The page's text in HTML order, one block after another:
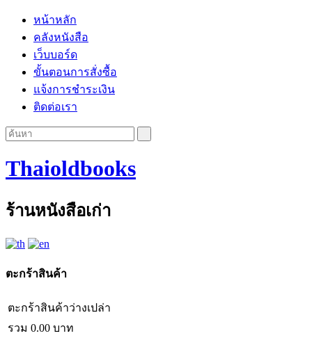
หน้าหลัก
คลังหนังสือ
เว็บบอร์ด
ขั้นตอนการสั่งซื้อ
แจ้งการชำระเงิน
ติดต่อเรา
Thaioldbooks
ร้านหนังสือเก่า
ตะกร้าสินค้า
ตะกร้าสินค้าว่างเปล่า
รวม 0.00 บาท